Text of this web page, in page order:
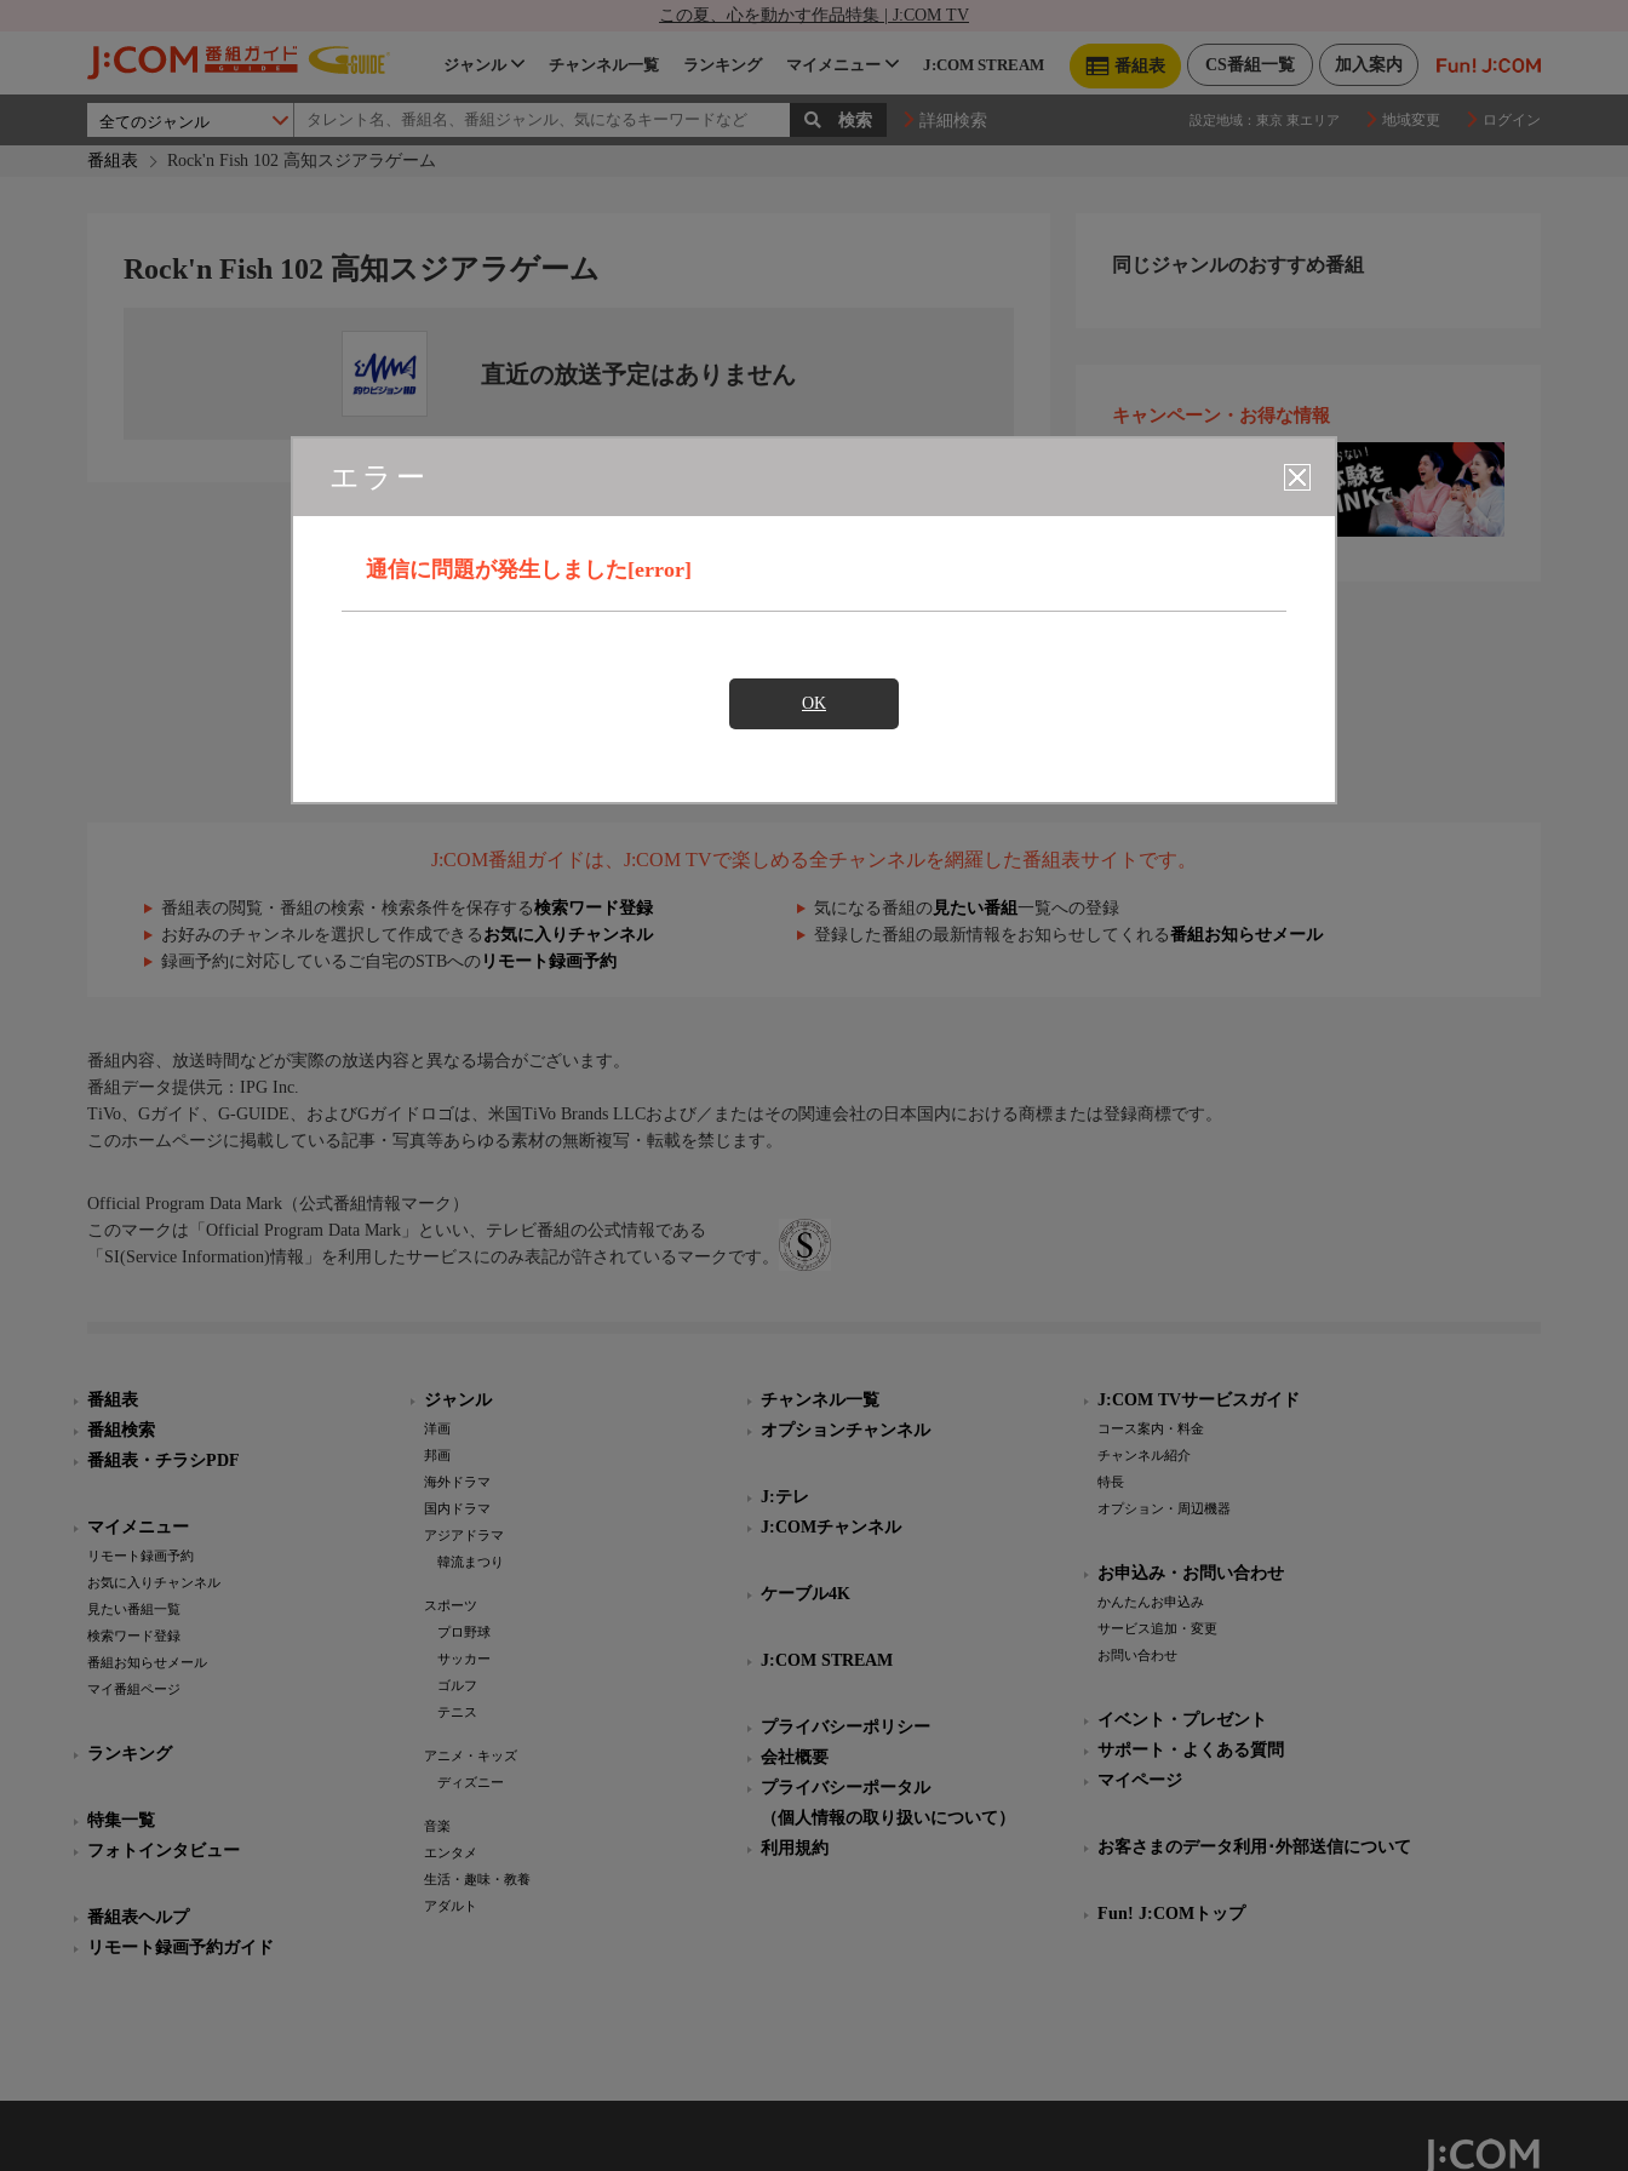
この夏、心を動かす作品特集 | J:COM TV
加入案内
CS番組一覧
番組表
ジャンル チャンネル一覧 ランキング マイメニュー J:COM STREAM
詳細検索 設定地域： 東京 東エリア 地域変更 ログイン
番組表 Rock'n Fish 102 高知スジアラゲーム
エラー
通信に問題が発生しました[error]
OK
Rock'n Fish 102 高知スジアラゲーム
直近の放送予定はありません
同じジャンルのおすすめ番組
キャンペーン・お得な情報
J:COM番組ガイドは、J:COM TVで楽しめる全チャンネルを網羅した番組表サイトです。
番組表の閲覧・番組の検索・検索条件を保存する検索ワード登録 気になる番組の 見たい番組 一覧への登録
お好みのチャンネルを選択して作成できる お気に入りチャンネル 登録した番組の最新情報をお知らせしてくれる番組お知らせメール
録画予約に対応しているご自宅のSTBへの リモート録画予約
番組内容、放送時間などが実際の放送内容と異なる場合がございます。
番組データ提供元：IPG Inc.
TiVo、Gガイド、G-GUIDE、およびGガイドロゴは、米国TiVo Brands LLCおよび／またはその関連会社の日本国内における商標または登録商標です。
このホームページに掲載している記事・写真等あらゆる素材の無断複写・転載を禁じます。
Official Program Data Mark（公式番組情報マーク）
このマークは「Official Program Data Mark」といい、テレビ番組の公式情報である
「SI(Service Information)情報」を利用したサービスにのみ表記が許されているマークです。
番組表
番組検索
番組表・チラシPDF
マイメニュー
リモート録画予約
お気に入りチャンネル
見たい番組一覧
検索ワード登録
番組お知らせメール
マイ番組ページ
ランキング
特集一覧
フォトインタビュー
番組表ヘルプ
リモート録画予約ガイド
ジャンル
洋画
邦画
海外ドラマ
国内ドラマ
アジアドラマ
韓流まつり
スポーツ
プロ野球
サッカー
ゴルフ
テニス
アニメ・キッズ
ディズニー
音楽
エンタメ
生活・趣味・教養
アダルト
チャンネル一覧
オプションチャンネル
J:テレ
J:COMチャンネル
ケーブル4K
J:COM STREAM
プライバシーポリシー
会社概要
プライバシーポータル
（個人情報の取り扱いについて）
利用規約
J:COM TVサービスガイド
コース案内・料金
チャンネル紹介
特長
オプション・周辺機器
お申込み・お問い合わせ
かんたんお申込み
サービス追加・変更
お問い合わせ
イベント・プレゼント
サポート・よくある質問
マイページ
お客さまのデータ利用･外部送信について
Fun! J:COMトップ